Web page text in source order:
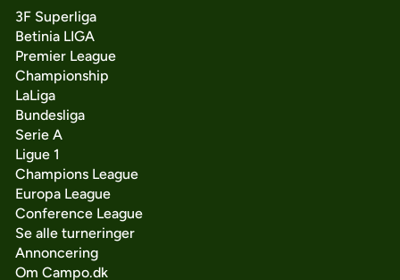
3F Superliga
Betinia LIGA
Premier League
Championship
LaLiga
Bundesliga
Serie A
Ligue 1
Champions League
Europa League
Conference League
Se alle turneringer
Annoncering
Om Campo.dk